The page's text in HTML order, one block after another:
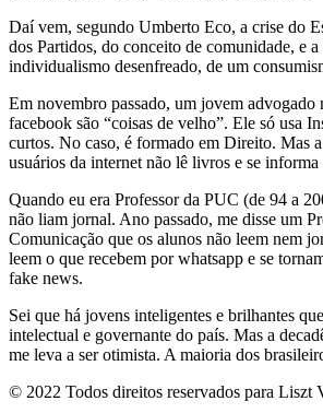
Daí vem, segundo Umberto Eco, a crise do
dos Partidos, do conceito de comunidade, e
individualismo desenfreado, de um
Em novembro passado, um jovem advogado
facebook são “coisas de velho”. Ele só usa
curtos. No caso, é formado em Direito. Mas
usuários da internet não lê livros e se informa
Quando eu era Professor da PUC (de 94 a
não liam jornal. Ano passado, me disse um
Comunicação que os alunos não leem nem
leem o que recebem por whatsapp e se
fake news.
Sei que há jovens inteligentes e brilhantes
intelectual e governante do país. Mas a
me leva a ser otimista. A maioria dos
© 2022 Todos direitos reservados para Liszt